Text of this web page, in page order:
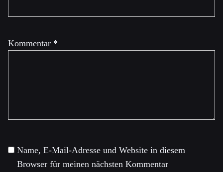
Kommentar *
Name, E-Mail-Adresse und Website in diesem
Browser für meinen nächsten Kommentar